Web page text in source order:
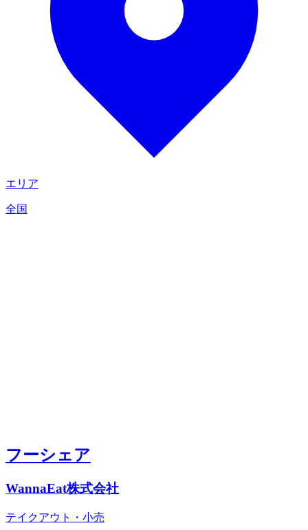
エリア
全国
フーシェア
WannaEat株式会社
テイクアウト・小売